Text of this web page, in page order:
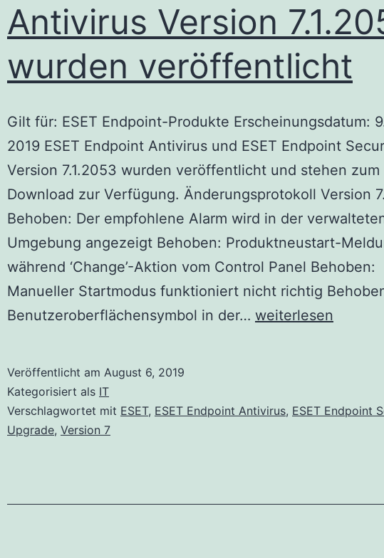
Antivirus Version
wurden veröffentlicht
Gilt für: ESET Endpoint-Produkte Erscheinungsdatum:
2019 ESET Endpoint Antivirus und ESET Endpoint
Version 7.1.2053 wurden veröffentlicht und stehen zum
Download zur Verfügung. Änderungsprotokoll Version
Behoben: Der empfohlene Alarm wird in der
Umgebung angezeigt Behoben: Produktneustart-
während ‘Change’-Aktion vom Control Panel Behoben:
Manueller Startmodus funktioniert nicht richtig
Benutzeroberflächensymbol in der… ESET
ESET
7.1.2053
weiterlesen
Veröffentlicht am August 6, 2019
Kategorisiert als IT
Verschlagwortet mit ESET, ESET Endpoint Antivirus, ESET Endpoint
Upgrade, Version 7